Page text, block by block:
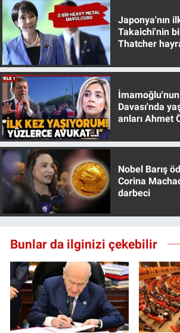
Japonya'nın
Takaichi'nin
Thatcher
Davası'nda
anları Ahmet
Nobel Barış
Corina
darbeci
Bunlar da ilginizi çekebilir
Programlar
Sağlık
Spor
Teknoloji
Türkiye'nin Geleceği
Türkiye'nin Gündemi
Yerel Gündem
Canlı Yayın